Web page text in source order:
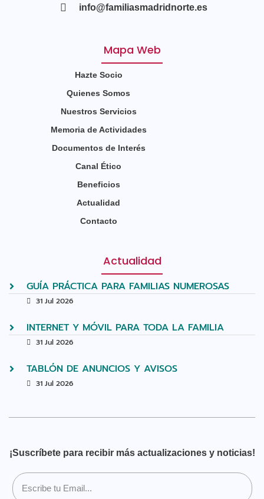
info@familiasmadridnorte.es
Mapa Web
Hazte Socio
Quienes Somos
Nuestros Servicios
Memoria de Actividades
Documentos de Interés
Canal Ético
Beneficios
Actualidad
Contacto
Actualidad
GUÍA PRÁCTICA PARA FAMILIAS NUMEROSAS
31 Jul 2026
INTERNET Y MÓVIL PARA TODA LA FAMILIA
31 Jul 2026
TABLÓN DE ANUNCIOS Y AVISOS
31 Jul 2026
¡Suscríbete para recibir más actualizaciones y noticias!